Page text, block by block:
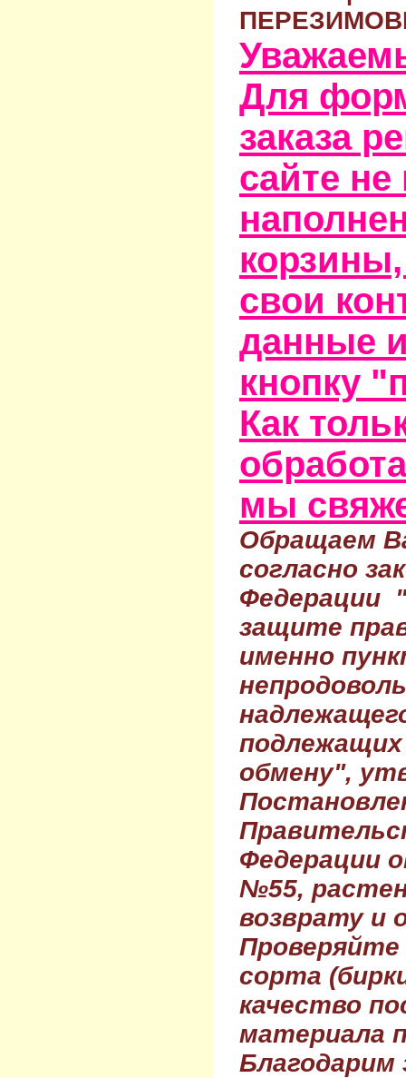
Для
заказа
сайте
свои
данные
кнопку
Как
мы
Обращаем
согласно
Федерации
защите
именно
обмену",
Федерации
№55,
возврату и
Проверяйте
сорта
качество
материала
Благодарим